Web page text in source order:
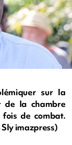
sur la
de la chambre
fois de combat.
imazpress)